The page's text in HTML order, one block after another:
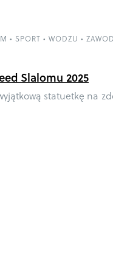
• SPORT • WODZU •
Slalomu 2025
statuetkę na